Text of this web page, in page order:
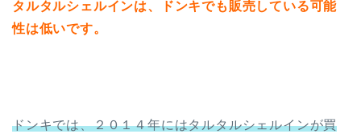
タルタルシェルインは、ドンキでも販売している可能
性は低いです。
ドンキでは、２０１４年にはタルタルシェルインが買